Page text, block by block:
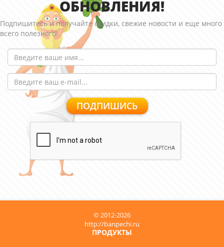
ОБНОВЛЕНИЯ!
Подпишитесь и получайте скидки, свежие новости и еще много
всего полезного!
© 2012-2026
http://banpechi.ru
ПРОДУКТЫ